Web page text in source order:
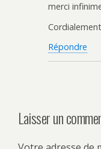
merci
Cordialement
Répondre
Laisser un